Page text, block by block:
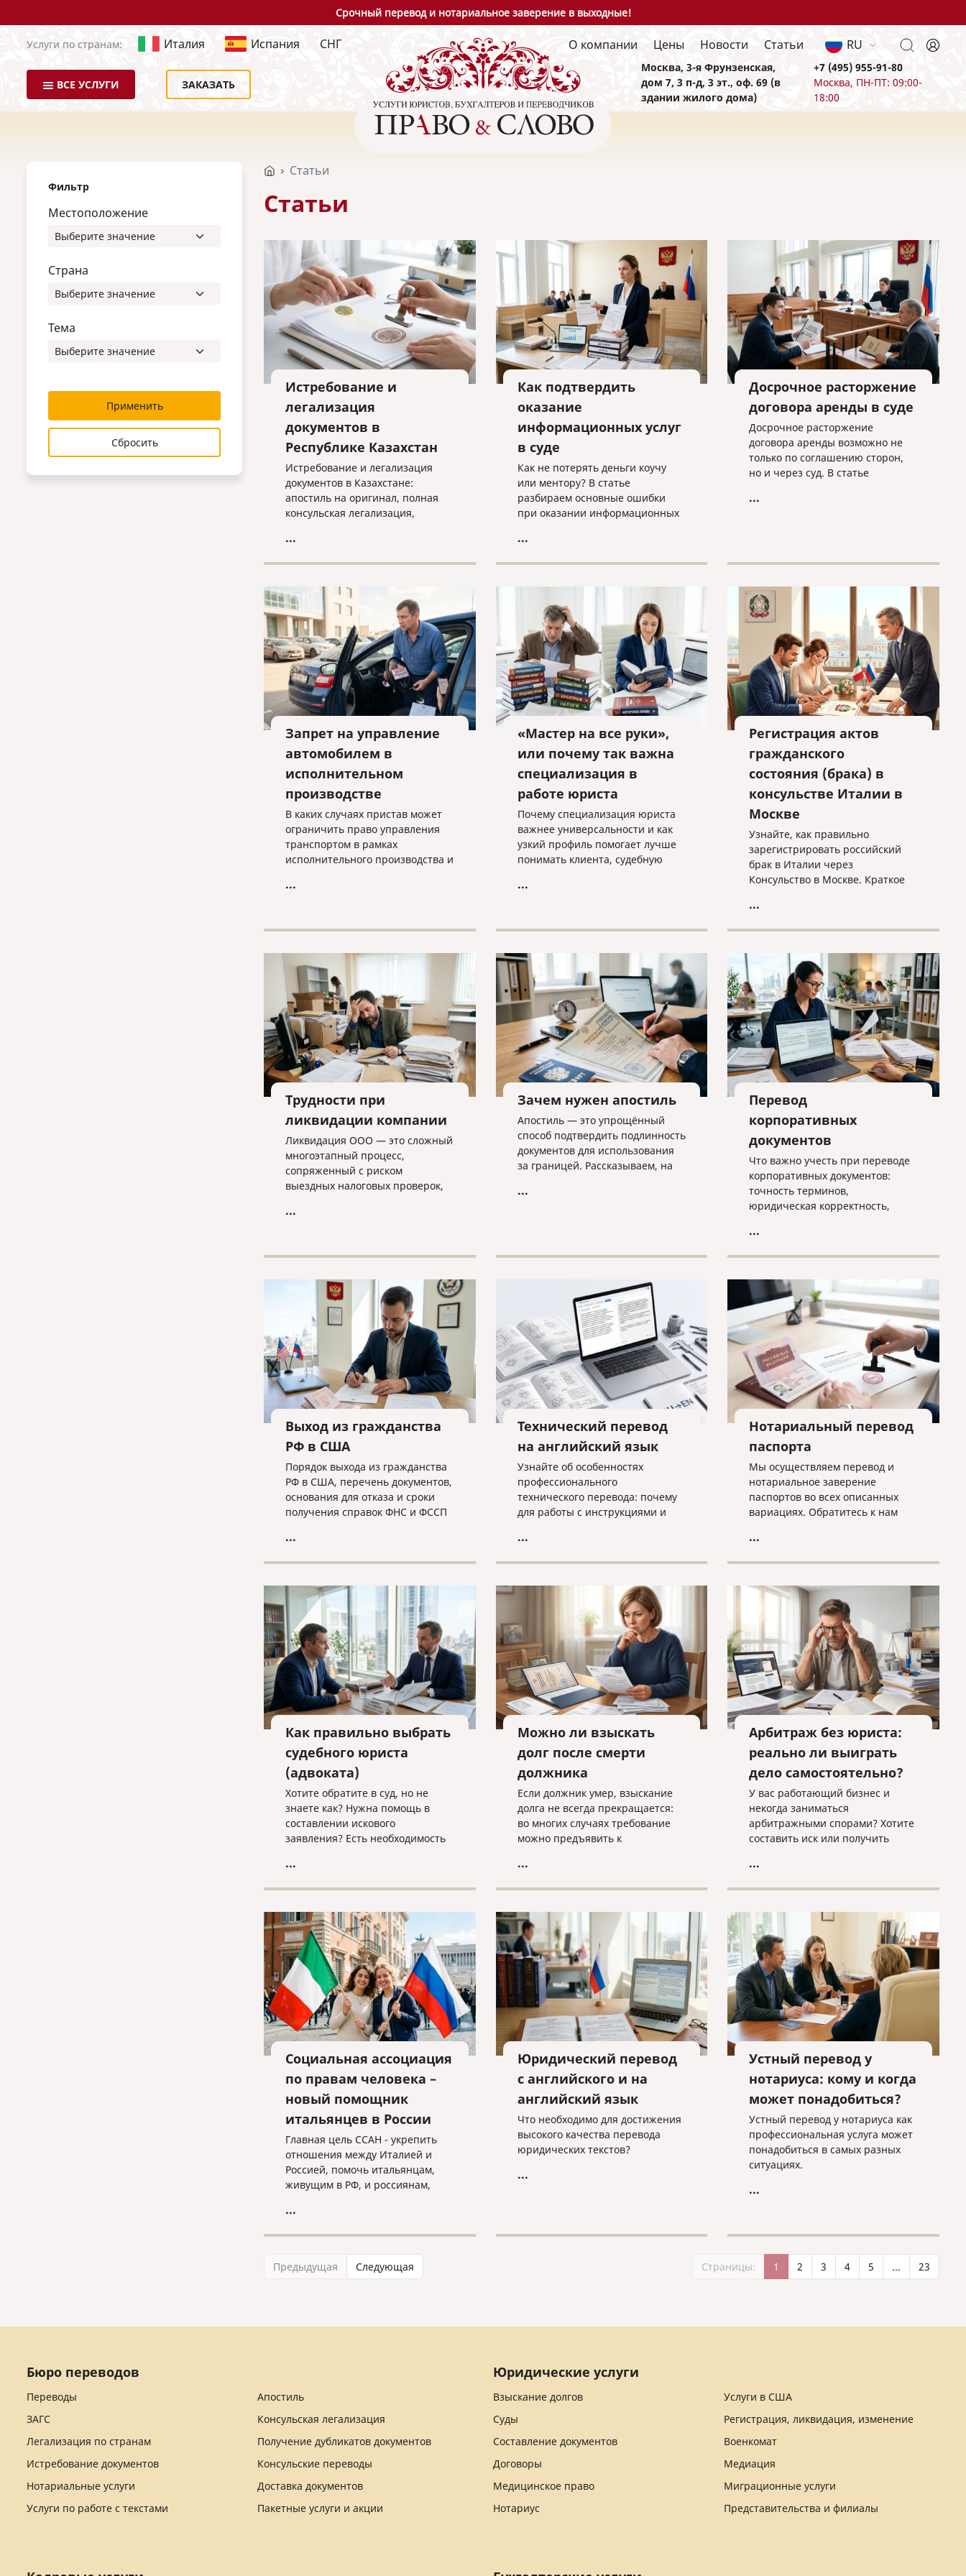
Срочный перевод и нотариальное заверение в выходные!
Услуги по странам: Италия Испания СНГ
ВСЕ УСЛУГИ ЗАКАЗАТЬ
О компании Цены Новости Статьи RU
Москва, 3-я Фрунзенская,
дом 7, 3 п-д, 3 эт., оф. 69 (в
здании жилого дома)
+7 (495) 955-91-80
Москва, ПН-ПТ: 09:00-
18:00
Фильтр
Местоположение
Страна
Тема
Применить
Сбросить
Статьи
Статьи
Истребование и
легализация
документов в
Республике Казахстан
Истребование и легализация
документов в Казахстане:
апостиль на оригинал, полная
консульская легализация,
индивидуальный подбор
...
Как подтвердить
оказание
информационных услуг
в суде
Как не потерять деньги коучу
или ментору? В статье
разбираем основные ошибки
при оказании информационных
подтверждать факт работы в
договор — прямой путь к
взысканию неосновательного
обогащения.
...
Досрочное расторжение
договора аренды в суде
Досрочное расторжение
договора аренды возможно не
только по соглашению сторон,
но и через суд. В статье
для расторжения, типичные
...
Запрет на управление
автомобилем в
исполнительном
производстве
В каких случаях пристав может
ограничить право управления
транспортом в рамках
исполнительного производства и
законно — разъясняем
...
«Мастер на все руки»,
или почему так важна
специализация в
работе юриста
Почему специализация юриста
важнее универсальности и как
узкий профиль помогает лучше
понимать клиента, судебную
эффективную стратегию защиты.
...
Регистрация актов
гражданского
состояния (брака) в
консульстве Италии в
Москве
Узнайте, как правильно
зарегистрировать российский
брак в Италии через
Консульство в Москве. Краткое
trascrizione: необходимые
оформления без лишних хлопот.
...
Трудности при
ликвидации компании
Ликвидация ООО — это сложный
многоэтапный процесс,
сопряженный с риском
выездных налоговых проверок,
строгими требованиями к
бизнеса, критерии упрощенной
процедуры и объясняем, почему
для успешного завершения дела
ликвидатору необходима
команда экспертов.
...
Зачем нужен апостиль
Апостиль — это упрощённый
способ подтвердить подлинность
документов для использования
за границей. Рассказываем, на
оформляется и какие нюансы
...
Перевод
корпоративных
документов
Что важно учесть при переводе
корпоративных документов:
точность терминов,
юридическая корректность,
конфиденциальность и контроль
международном рынке.
...
Выход из гражданства
РФ в США
Порядок выхода из гражданства
РФ в США, перечень документов,
основания для отказа и сроки
получения справок ФНС и ФССП
...
Технический перевод
на английский язык
Узнайте об особенностях
профессионального
технического перевода: почему
для работы с инструкциями и
просто лингвистом, как избежать
для получения качественного
результата при работе с
техническими текстами на
английском языке.
...
Нотариальный перевод
паспорта
Мы осуществляем перевод и
нотариальное заверение
паспортов во всех описанных
вариациях. Обратитесь к нам
сделано оперативно, грамотно и
...
Как правильно выбрать
судебного юриста
(адвоката)
Хотите обратите в суд, но не
знаете как? Нужна помощь в
составлении искового
заявления? Есть необходимость
судебного процесса?
«Право и cлово» по адресу
law@pravoislovo.ru
...
Можно ли взыскать
долг после смерти
должника
Если должник умер, взыскание
долга не всегда прекращается:
во многих случаях требование
можно предъявить к
наследникам. Разбираем, как
наследство, еще не приняли его
или когда судебное решение о
взыскании уже получено.
...
Арбитраж без юриста:
реально ли выиграть
дело самостоятельно?
У вас работающий бизнес и
некогда заниматься
арбитражными спорами? Хотите
составить иск или получить
исполнить решение суда в
...
Социальная ассоциация
по правам человека –
новый помощник
итальянцев в России
Главная цель ССАН - укрепить
отношения между Италией и
Россией, помочь итальянцам,
живущим в РФ, и россиянам,
...
Юридический перевод
с английского и на
английский язык
Что необходимо для достижения
высокого качества перевода
юридических текстов?
...
Устный перевод у
нотариуса: кому и когда
может понадобиться?
Устный перевод у нотариуса как
профессиональная услуга может
понадобиться в самых разных
ситуациях.
...
Страницы: 1 2 3 4 5 ... 23
Предыдущая Следующая
Бюро переводов
Переводы
Апостиль
ЗАГС
Консульская легализация
Легализация по странам
Получение дубликатов документов
Истребование документов
Консульские переводы
Нотариальные услуги
Доставка документов
Услуги по работе с текстами
Пакетные услуги и акции
Юридические услуги
Взыскание долгов
Услуги в США
Суды
Регистрация, ликвидация, изменение
Составление документов
Военкомат
Договоры
Медиация
Медицинское право
Миграционные услуги
Нотариус
Представительства и филиалы